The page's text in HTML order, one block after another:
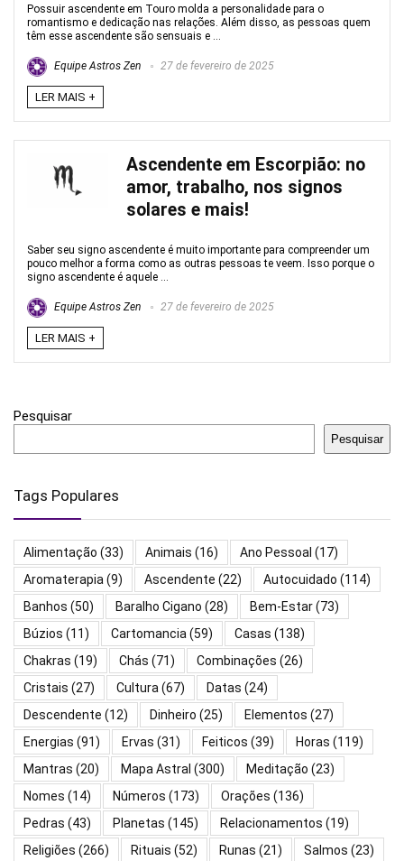
Possuir ascendente em Touro molda a personalidade para o
romantismo e dedicação nas relações. Além disso, as pessoas quem
têm esse ascendente são sensuais e ...
Equipe Astros Zen 27 de fevereiro de 2025
LER MAIS +
Ascendente em Escorpião: no
amor, trabalho, nos signos
solares e mais!
Saber seu signo ascendente é muito importante para compreender um
pouco melhor a forma como as outras pessoas te veem. Isso porque o
signo ascendente é aquele ...
Equipe Astros Zen 27 de fevereiro de 2025
LER MAIS +
Pesquisar
Pesquisar
Tags Populares
Alimentação (33) Animais (16) Ano Pessoal (17)
Aromaterapia (9) Ascendente (22) Autocuidado (114)
Banhos (50) Baralho Cigano (28) Bem-Estar(73)
Búzios (11) Cartomancia (59) Casas (138)
Chakras (19) Chás (71) Combinações (26)
Cristais (27) Cultura (67) Datas (24)
Descendente (12) Dinheiro (25) Elementos (27)
Energias (91) Ervas (31) Feiticos (39) Horas (119)
Mantras (20) Mapa Astral (300) Meditação (23)
Nomes (14) Números (173) Orações (136)
Pedras (43) Planetas (145) Relacionamentos (19)
Religiões (266) Rituais (52) Runas (21) Salmos (23)